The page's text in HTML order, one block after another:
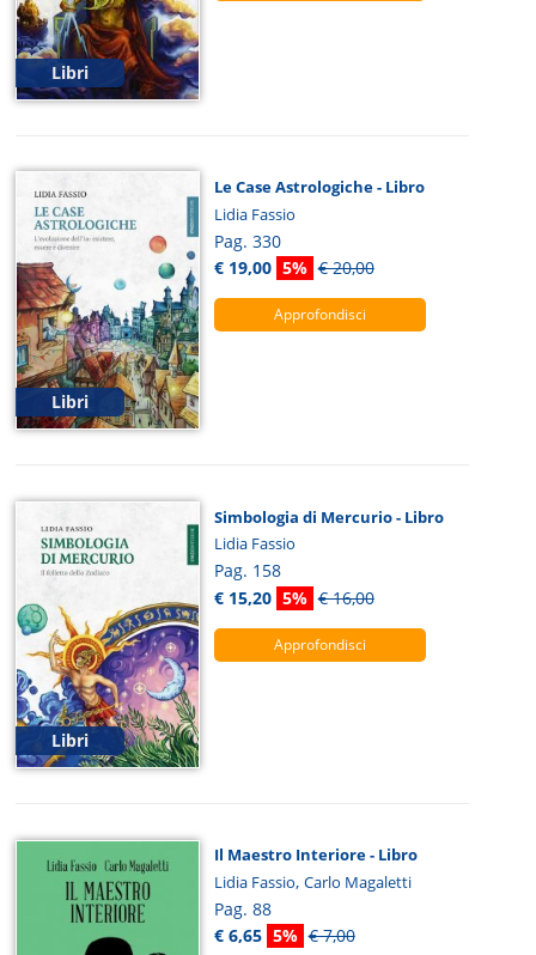
Libri
Libri
Le Case Astrologiche - Libro
Lidia Fassio
Pag. 330
€ 19,00 5% € 20,00
Approfondisci
Libri
Simbologia di Mercurio - Libro
Lidia Fassio
Pag. 158
€ 15,20 5% € 16,00
Approfondisci
Il Maestro Interiore - Libro
Lidia Fassio, Carlo Magaletti
Pag. 88
€ 6,65 5% € 7,00